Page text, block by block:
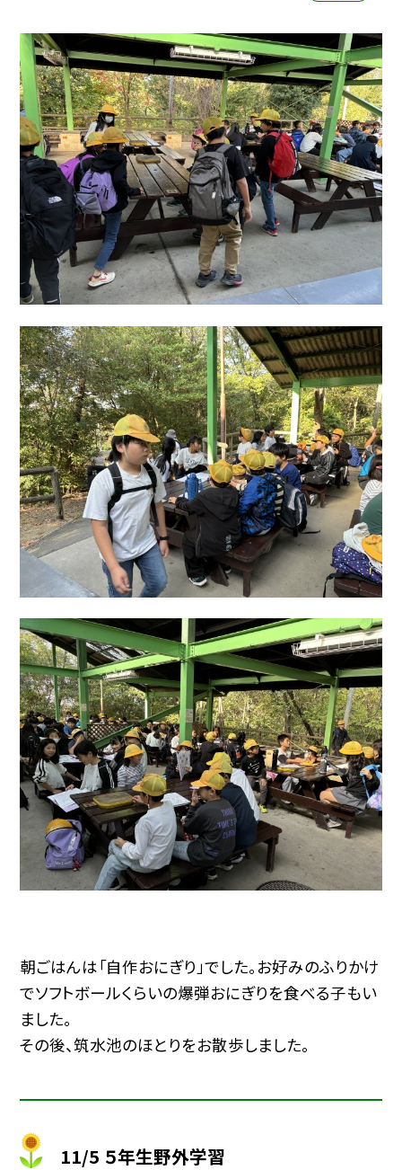
朝ごはんは「自作おにぎり」でした。お好みのふりかけ
でソフトボールくらいの爆弾おにぎりを食べる子もい
ました。
その後、筑水池のほとりをお散歩しました。
11/5 ５年生野外学習